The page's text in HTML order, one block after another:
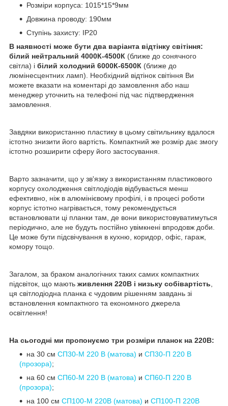
Розміри корпуса: 1015*15*9мм
Довжина проводу: 190мм
Ступінь захисту: IP20
В наявності може бути два варіанта відтінку світіння:
білий нейтральний 4000К-4500К (ближе до сонячного
світла) і білий холодний 6000К-6500К (ближе до
люмінесцентних ламп). Необхідний відтінок світіння Ви
можете вказати на коментарі до замовлення або наш
менеджер уточнить на телефоні під час підтвердження
замовлення.
Завдяки використанню пластику в цьому світильнику вдалося
істотно знизити його вартість. Компактний же розмір дає змогу
істотно розширити сферу його застосування.
Варто зазначити, що у зв'язку з використанням пластикового
корпусу охолодження світлодіодів відбувається менш
ефективно, ніж в алюмінієвому профілі, і в процесі роботи
корпус істотно нагрівається, тому рекомендується
встановлювати ці планки там, де вони використовуватимуться
періодично, але не будуть постійно увімкнені впродовж доби.
Це може бути підсвічування в кухню, коридор, офіс, гараж,
комору тощо.
Загалом, за браком аналогічних таких самих компактних
підсвіток, що мають живлення 220В і низьку собівартість
ця світлодіодна планка є чудовим рішенням завдань зі
встановлення компактного та економного джерела
освітлення!
На сьогодні ми пропонуємо три розміри планок на 220В:
на 30 см СП30-М 220 В (матова) и СП30-П 220 В
(прозора);
на 60 см СП60-М 220 В (матова) и СП60-П 220 В
(прозора);
на 100 см СП100-М 220В (матова) и СП100-П 220В